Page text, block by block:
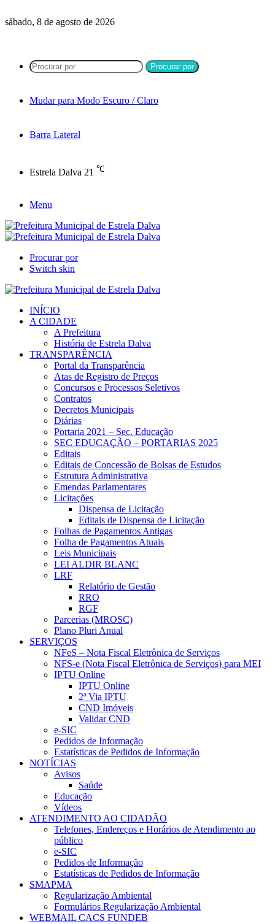
sábado, 8 de agosto de 2026
Procurar por
Mudar para Modo Escuro / Claro
Barra Lateral
Estrela Dalva 21 ℃
Menu
Procurar por
Switch skin
INÍCIO
A CIDADE
A Prefeitura
História de Estrela Dalva
TRANSPARÊNCIA
Portal da Transparência
Atas de Registro de Preços
Concursos e Processos Seletivos
Contratos
Decretos Municipais
Diárias
Portaria 2021 – Sec. Educação
SEC EDUCAÇÃO – PORTARIAS 2025
Editais
Editais de Concessão de Bolsas de Estudos
Estrutura Administrativa
Emendas Parlamentares
Licitações
Dispensa de Licitação
Editais de Dispensa de Licitação
Folhas de Pagamentos Antigas
Folha de Pagamentos Atuais
Leis Municipais
LEI ALDIR BLANC
LRF
Relatório de Gestão
RRO
RGF
Parcerias (MROSC)
Plano Pluri Anual
SERVIÇOS
NFeS – Nota Fiscal Eletrônica de Serviços
NFS-e (Nota Fiscal Eletrônica de Serviços) para MEI
IPTU Online
IPTU Online
2ª Via IPTU
CND Imóveis
Validar CND
e-SIC
Pedidos de Informação
Estatísticas de Pedidos de Informação
NOTÍCIAS
Avisos
Saúde
Educação
Vídeos
ATENDIMENTO AO CIDADÃO
Telefones, Endereços e Horários de Atendimento ao
público
e-SIC
Pedidos de Informação
Estatísticas de Pedidos de Informação
SMAPMA
Regularização Ambiental
Formulários Regularização Ambiental
WEBMAIL CACS FUNDEB